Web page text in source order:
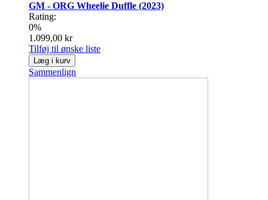
GM - ORG Wheelie Duffle (2023)
Rating:
0%
1.099,00 kr
Tilføj til ønske liste
Læg i kurv
Sammenlign